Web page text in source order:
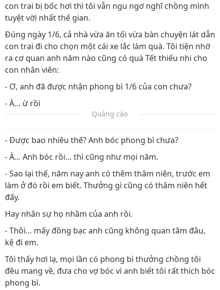
con trai bị bốc hơi thì tôi vẫn ngu ngơ nghĩ chồng mình
tuyệt vời nhất thế gian.
Đúng ngày 1/6, cả nhà vừa ăn tối vừa bàn chuyện lát dẫn
con trai đi cho chọn một cái xe lắc làm quà. Tôi tiện nhớ
ra cơ quan anh năm nào cũng có quà Tết thiếu nhi cho
con nhân viên:
- Ơ, anh đã được nhận phong bì 1/6 của con chưa?
- À… ừ rồi
Quảng cáo
- Được bao nhiêu thế? Anh bóc phong bì chưa?
- À… Anh bóc rồi… thì cũng như mọi năm.
- Sao lại thế, năm nay anh có thêm thâm niên, trước em
làm ở đó rồi em biết. Thưởng gì cũng có thâm niên hết
đấy.
Hay nhân sự họ nhầm của anh rồi.
- Thôi… mấy đồng bạc anh cũng không quan tâm đâu,
kệ đi em.
Tôi thấy hơi lạ, mọi lần có phong bì thưởng chồng tôi
đều mang về, đưa cho vợ bóc vì anh biết tôi rất thích bóc
phong bì.